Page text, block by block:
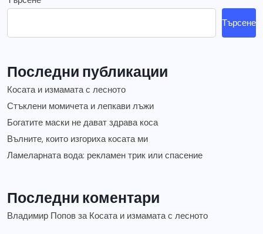
Търсене
Последни публикации
Косата и измамата с лесното
Стъклени момичета и лепкави лъжи
Богатите маски не дават здрава коса
Вълните, които изгориха косата ми
Ламеларната вода: рекламен трик или спасение
Последни коментари
Владимир Попов за Косата и измамата с лесното